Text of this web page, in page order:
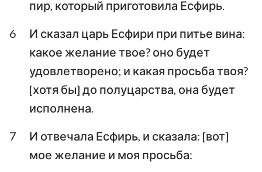
пир, который приготовила Есфирь.
6
И сказал царь Есфири при питье вина:
какое желание твое? оно будет
удовлетворено; и какая просьба твоя?
[хотя бы] до полуцарства, она будет
исполнена.
7
И отвечала Есфирь, и сказала: [вот]
мое желание и моя просьба: